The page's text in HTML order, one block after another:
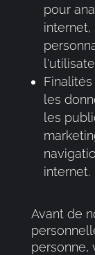
pour
les
les
internet.
Avant de
personne,